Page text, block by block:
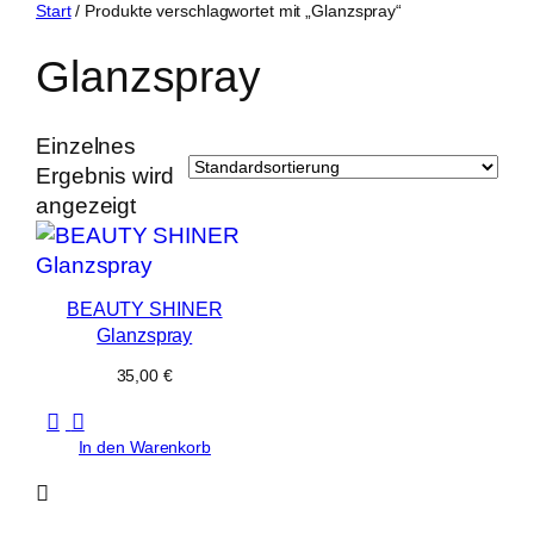
Zum
springen
Start/ Produkte verschlagwortet mit „Glanzspray“
Glanzspray
Einzelnes
Ergebnis wird
angezeigt
BEAUTY SHINER
Glanzspray
35,00 €
In den Warenkorb